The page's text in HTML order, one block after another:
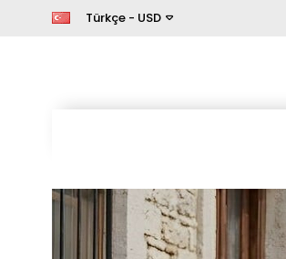
Türkçe - USD